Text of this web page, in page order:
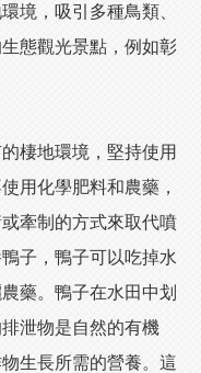
境，吸引多種鳥類、
態觀光景點，例如彰
棲地環境，堅持使用
用化學肥料和農藥，
牽制的方式來取代噴
子，鴨子可以吃掉水
藥。鴨子在水田中划
泄物是自然的有機
生長所需的營養。這